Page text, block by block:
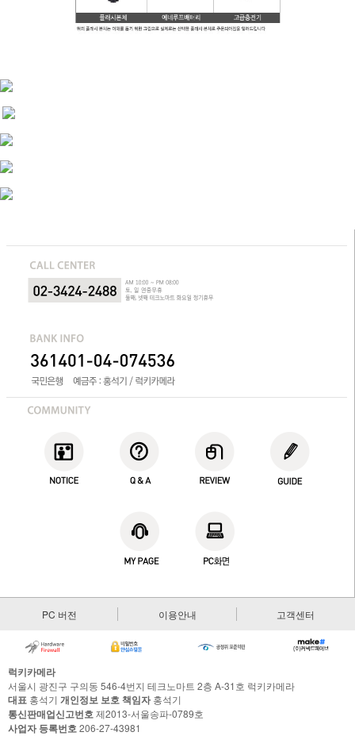
PC 버전 이용안내 고객센터
럭키카메라
서울시 광진구 구의동 546-4번지 테크노마트 2층 A-31호 럭키카메라
대표 홍석기 개인정보 보호 책임자홍석기
통신판매업신고번호제2013-서울송파-0789호
사업자 등록번호206-27-43981